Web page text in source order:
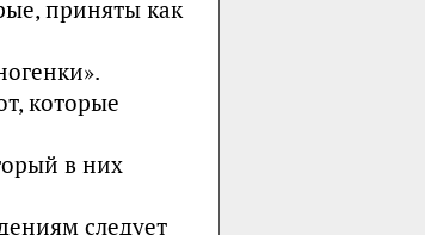
приняты как
которые
в них
следует